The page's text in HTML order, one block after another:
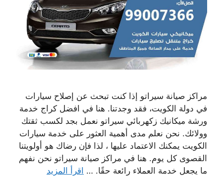
مراكز صيانة سيراتو إذا كنت تبحث عن إصلاح سيارات
في دولة الكويت، فقد وجدتنا. هنا في افضل كراج خدمة
ورشة ميكانيك زكهربائي سيراتو نعمل بجد لكسب ثقتك
وولائك. نحن نعلم مدى أهمية العثور على خدمة سيارات
الكويت يمكنك الاعتماد عليها ، لذا فإن رضاك ​​هو أولويتنا
القصوى كل يوم. هنا في مراكز صيانة سيراتو نحن نفهم
ما يجعل خدمة العملاء رائعة حقًا. … اقرأ المزيد